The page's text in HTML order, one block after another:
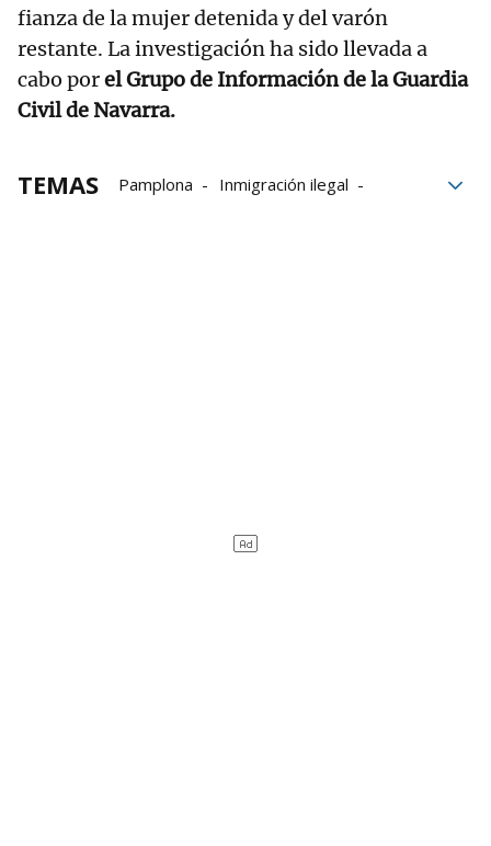
fianza de la mujer detenida y del varón
restante. La investigación ha sido llevada a
cabo porel Grupo de Información de la Guardia
Civil de Navarra.
TEMAS Pamplona
Inmigración ilegal